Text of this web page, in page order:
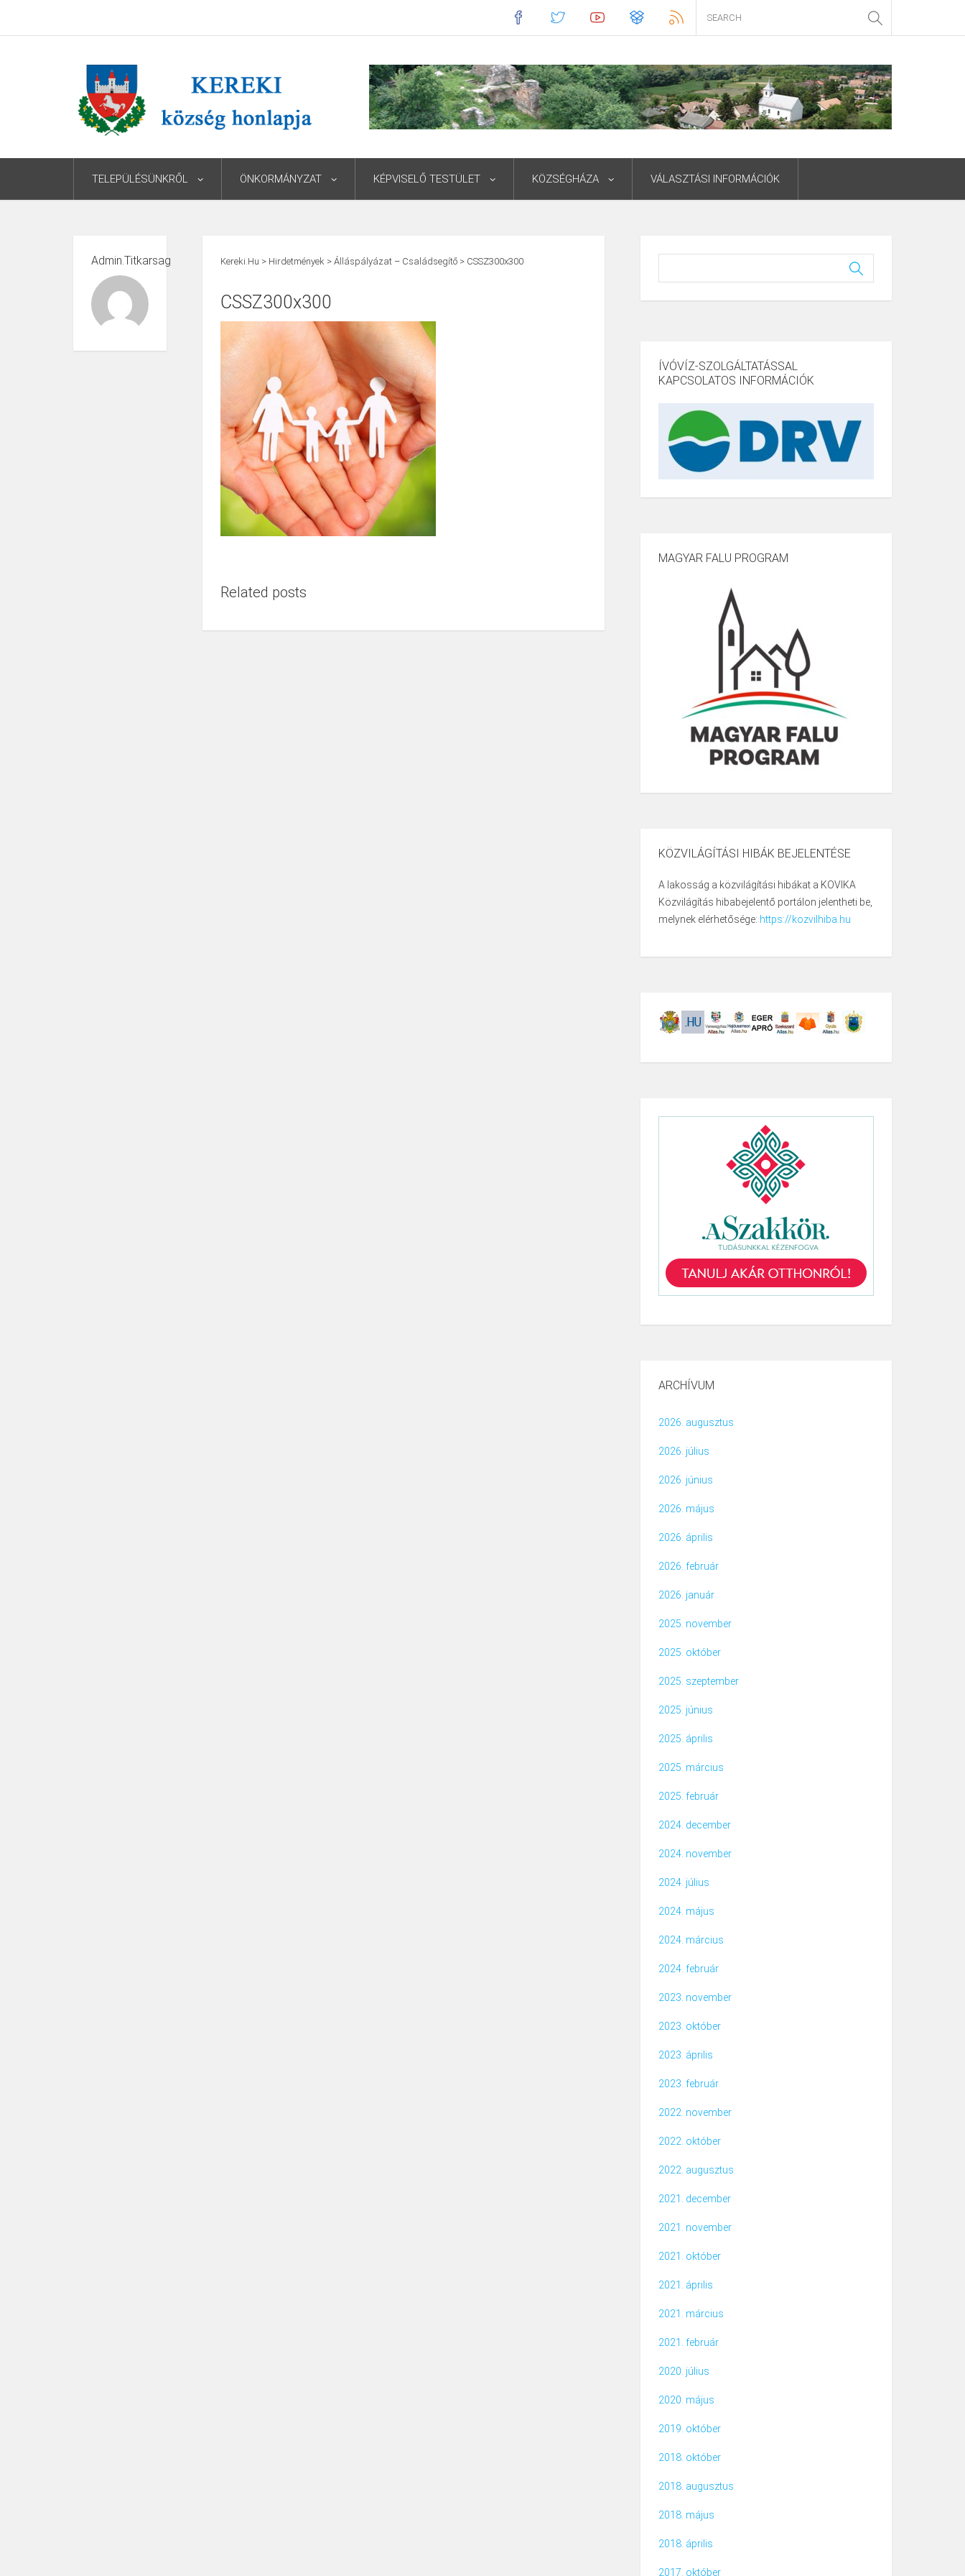
TELEPÜLÉSÜNKRŐL ÖNKORMÁNYZAT KÉPVISELŐ TESTÜLET KÖZSÉGHÁZA VÁLASZTÁSI INFORMÁCIÓK
Admin.titkarsag Kereki.hu > Hirdetmények > Álláspályázat – Családsegítő > CSSZ300x300
CSSZ300x300
Related posts
ÍVÓVÍZ-SZOLGÁLTATÁSSAL
KAPCSOLATOS INFORMÁCIÓK
MAGYAR FALU PROGRAM
KÖZVILÁGÍTÁSI HIBÁK BEJELENTÉSE
A lakosság a közvilágítási hibákat a KOVIKA
Közvilágítás hibabejelentő portálon jelentheti be,
melynek elérhetősége: https://kozvilhiba.hu
ARCHÍVUM
2026. augusztus
2026. július
2026. június
2026. május
2026. április
2026. február
2026. január
2025. november
2025. október
2025. szeptember
2025. június
2025. április
2025. március
2025. február
2024. december
2024. november
2024. július
2024. május
2024. március
2024. február
2023. november
2023. október
2023. április
2023. február
2022. november
2022. október
2022. augusztus
2021. december
2021. november
2021. október
2021. április
2021. március
2021. február
2020. július
2020. május
2019. október
2018. október
2018. augusztus
2018. május
2018. április
2017. október